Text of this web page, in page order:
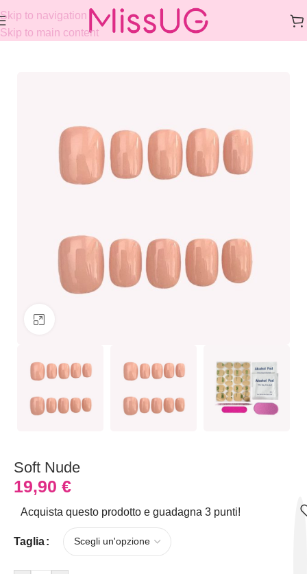
Skip to navigation
Skip to main content
Home COLLECTIONS SIMPLE
Soft Nude
19,90 €
Acquista questo prodotto e guadagna 3 punti!
Taglia